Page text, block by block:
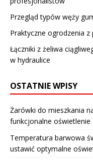
Przegląd typów węży
Praktyczne ogrodzenia
Łączniki z żeliwa
w hydraulice
OSTATNIE WPISY
Żarówki do mieszkania
funkcjonalne
Temperatura barwowa
ustawić optymalne